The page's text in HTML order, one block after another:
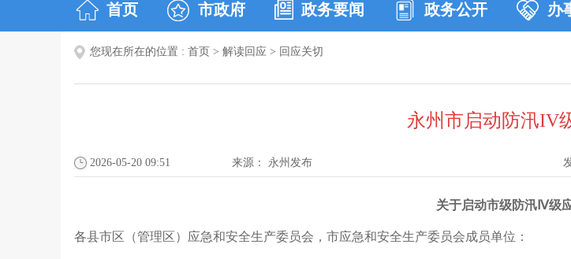
首页 市政府 政务要闻 政务公开 办
您现在所在的位置 : 首页 > 解读回应 > 回应关切
永州市启动防汛IV
2026-05-20 09:51 来源： 永州发布
关于启动市级防汛Ⅳ级
各县市区（管理区）应急和安全生产委员会，市应急和安全生产委员会成员单位 ：